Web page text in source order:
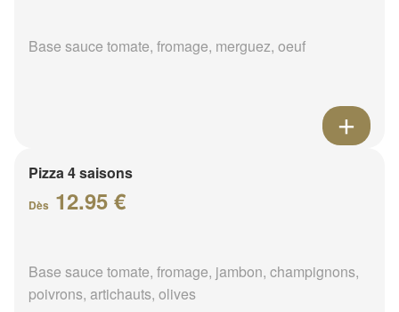
Base sauce tomate, fromage, merguez, oeuf
Pizza 4 saisons
Dès 12.95 €
Base sauce tomate, fromage, jambon, champignons,
poivrons, artichauts, olives